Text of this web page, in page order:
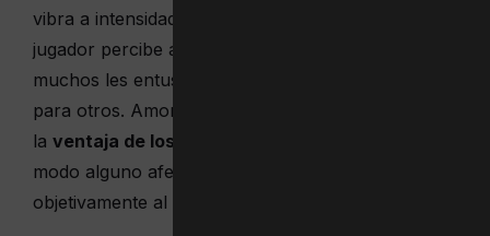
vibra a intensidades de 100 a 200 hercios, que el
jugador percibe a través del oído y el tacto. A
muchos les entusiasma este efecto, tan incómodo
para otros. Amortiguar la vibración y el sonido es
la ventaja de los antivibradores de tenis
modo alguno afectan al rendimiento deportivo,
objetivamente al menos.